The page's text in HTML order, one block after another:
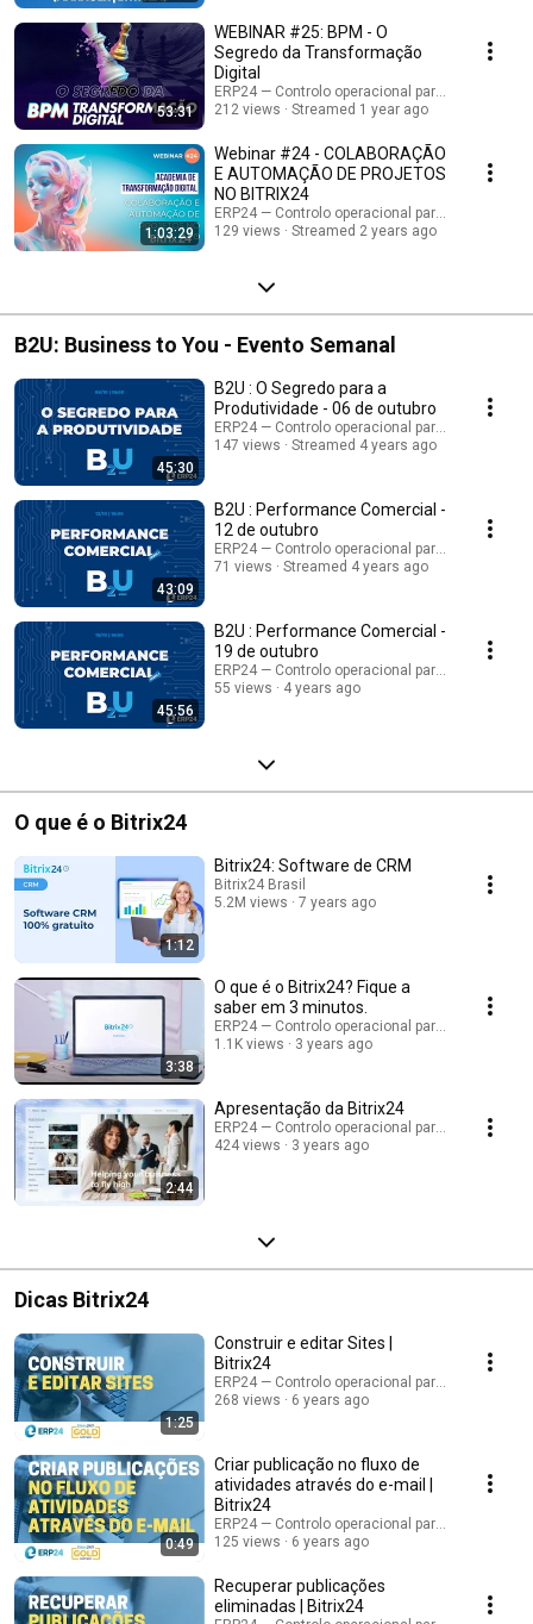
53:31
WEBINAR #25: BPM - O
Segredo da Transformação
Digital
ERP24 — Controlo operacional para empresas
212 views
Streamed 1 year ago
1:03:29
Webinar #24 - COLABORAÇÃO
E AUTOMAÇÃO DE PROJETOS
NO BITRIX24
ERP24 — Controlo operacional para empresas
129 views
Streamed 2 years ago
B2U: Business to You - Evento Semanal
45:30
B2U : O Segredo para a
Produtividade - 06 de outubro
ERP24 — Controlo operacional para empresas
147 views
Streamed 4 years ago
43:09
B2U : Performance Comercial -
12 de outubro
ERP24 — Controlo operacional para empresas
71 views
Streamed 4 years ago
45:56
B2U : Performance Comercial -
19 de outubro
ERP24 — Controlo operacional para empresas
55 views
4 years ago
O que é o Bitrix24
1:12
Bitrix24: Software de CRM
Bitrix24 Brasil
5.2M views
7 years ago
3:38
O que é o Bitrix24? Fique a
saber em 3 minutos.
ERP24 — Controlo operacional para empresas
1.1K views
3 years ago
2:44
Apresentação da Bitrix24
ERP24 — Controlo operacional para empresas
424 views
3 years ago
Dicas Bitrix24
1:25
Construir e editar Sites |
Bitrix24
ERP24 — Controlo operacional para empresas
268 views
6 years ago
0:49
Criar publicação no fluxo de
atividades através do e-mail |
Bitrix24
ERP24 — Controlo operacional para empresas
125 views
6 years ago
Recuperar publicações
eliminadas | Bitrix24